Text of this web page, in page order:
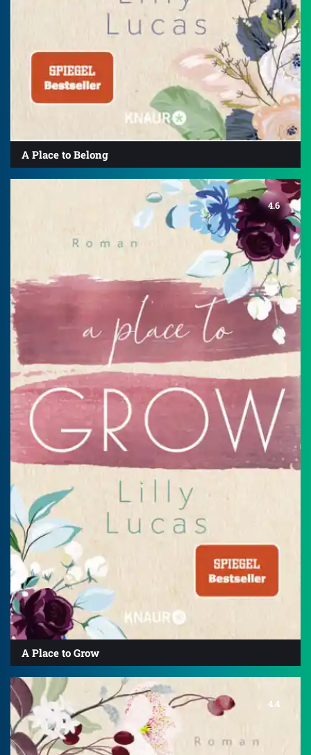
A Place to Belong
4.6
A Place to Grow
4.4